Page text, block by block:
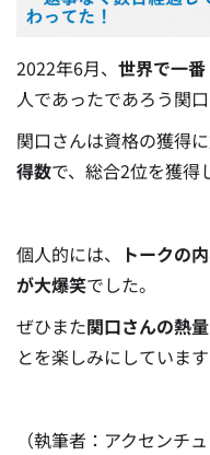
2022年6月、 世界で一
人であったであろう関
関口さんは資格の獲得
得数で、総合2位を獲得
個人的には、 トークの
が大爆笑でした。
ぜひまた関口さんの熱
とを楽しみにしています
（執筆者：アクセンチ